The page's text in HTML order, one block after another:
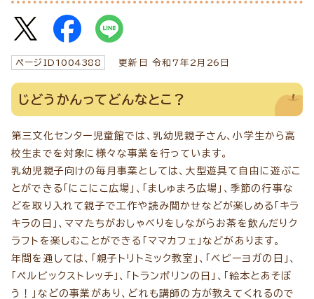
ページID 1004388 更新日 令和7年2月 26 日
じどうかんってどんなとこ？
第三文化センター児童館では、乳幼児親子さん、小学生から高
校生までを対象に様々な事業を行っています。
乳幼児親子向けの毎月事業としては、大型遊具て自由に遊ぶこ
とができる「にこにこ広場」、「ましゅまろ広場」、季節の行事な
どを取り入れて親子で工作や読み聞かせなどが楽しめる「キラ
キラの日」、ママたちがおしゃべりをしながらお茶を飲んだりク
ラフトを楽しむことができる「ママカフェ」などがあります。
年間を通しては、「親子トリトミック教室」、「ベビーヨガの日」、
「ペルビックストレッチ」、「トランポリンの日」、「絵本とあそぼ
う！」などの事業があり、どれも講師の方が教えてくれるので